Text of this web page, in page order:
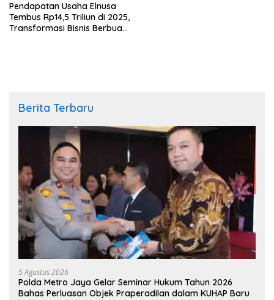
Pendapatan Usaha Elnusa
Tembus Rp14,5 Triliun di 2025,
Transformasi Bisnis Berbuah
Berita Terbaru
5 Agustus 2026
Polda Metro Jaya Gelar Seminar Hukum Tahun 2026
Bahas Perluasan Objek Praperadilan dalam KUHAP Baru